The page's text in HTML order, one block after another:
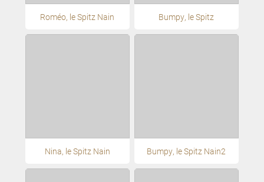
Roméo, le Spitz Nain Bumpy, le Spitz
Nina, le Spitz Nain Bumpy, le Spitz Nain2